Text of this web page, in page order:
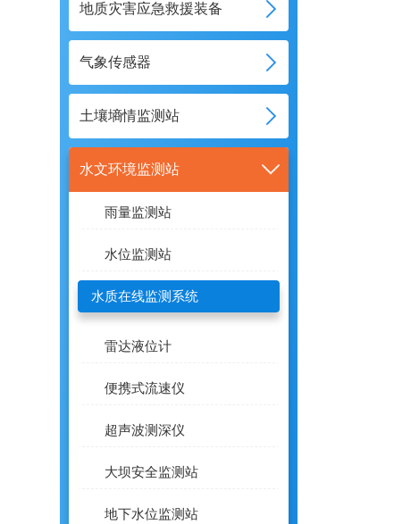
地质灾害应急救援装备
气象传感器
土壤墒情监测站
水文环境监测站
雨量监测站
水位监测站
水质在线监测系统
雷达液位计
便携式流速仪
超声波测深仪
大坝安全监测站
地下水位监测站